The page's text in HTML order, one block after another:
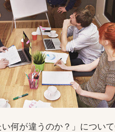
い何が違うのか？」につい